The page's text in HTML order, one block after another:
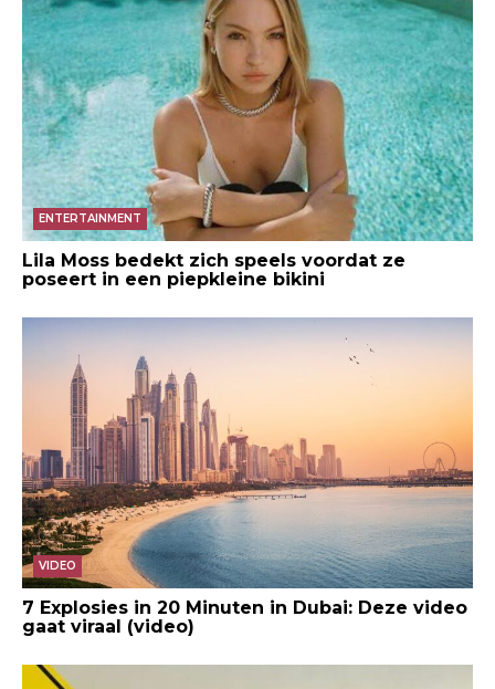
ENTERTAINMENT
Lila Moss bedekt zich speels voordat ze
poseert in een piepkleine bikini
VIDEO
7 Explosies in 20 Minuten in Dubai: Deze video
gaat viraal (video)